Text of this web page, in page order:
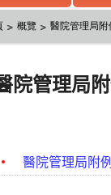
概覽 醫院管理局附